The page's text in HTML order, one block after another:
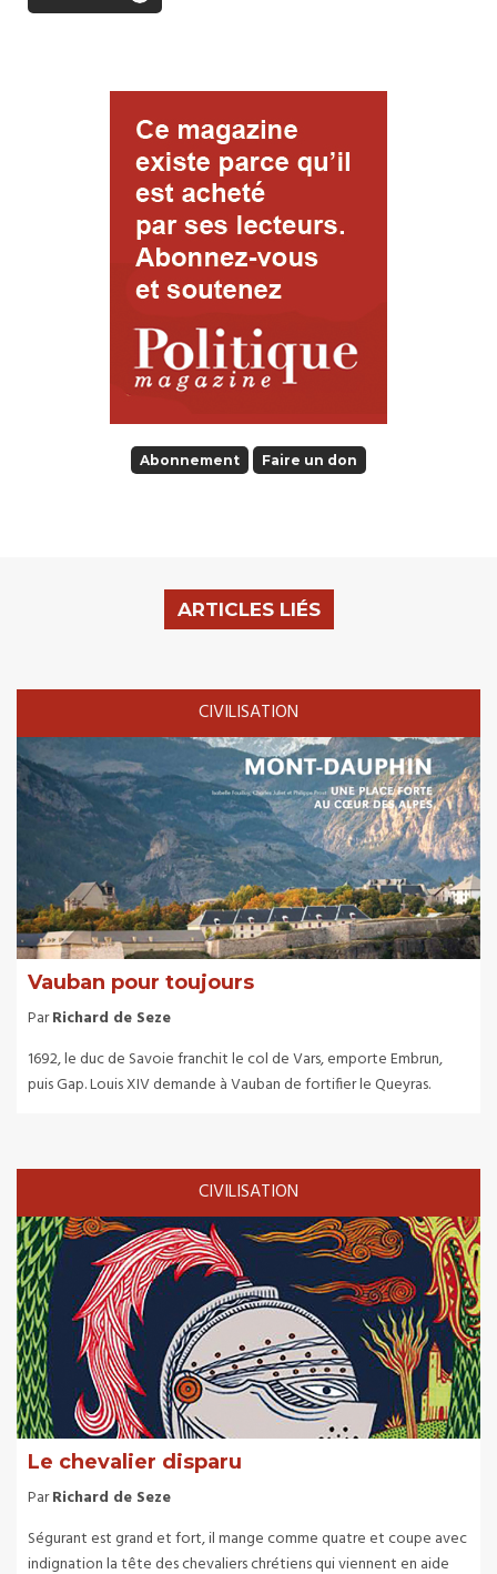
Abonnement Faire un don
ARTICLES LIÉS
CIVILISATION
Vauban pour toujours
ParRichard de Seze
1692, le duc de Savoie franchit le col de Vars, emporte Embrun,
puis Gap. Louis XIV demande à Vauban de fortifier le Queyras.
CIVILISATION
Le chevalier disparu
ParRichard de Seze
Ségurant est grand et fort, il mange comme quatre et coupe avec
indignation la tête des chevaliers chrétiens qui viennent en aide